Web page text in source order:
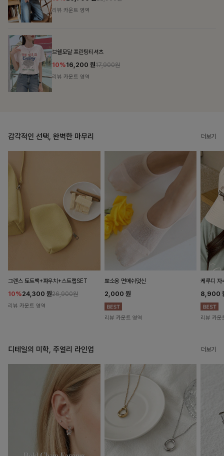
감각적인 선택, 완벽한 마무리 더보기
그렌스 토트백+파우치+스트랩SET
10%24,300 원26,900원
리뷰 카운트 영역
뽀소옹 면메쉬덧신
2,000 원
리뷰 카운트 영역
케루디 자
8,900
리뷰 카운
디테일의 미학, 주얼리 라인업 더보기